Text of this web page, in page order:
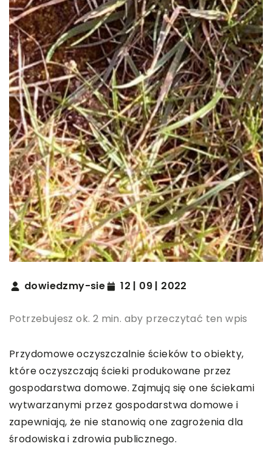
dowiedzmy-sie 12 | 09 | 2022
Potrzebujesz ok. 2 min. aby przeczytać ten wpis
Przydomowe oczyszczalnie ścieków to obiekty,
które oczyszczają ścieki produkowane przez
gospodarstwa domowe. Zajmują się one ściekami
wytwarzanymi przez gospodarstwa domowe i
zapewniają, że nie stanowią one zagrożenia dla
środowiska i zdrowia publicznego.